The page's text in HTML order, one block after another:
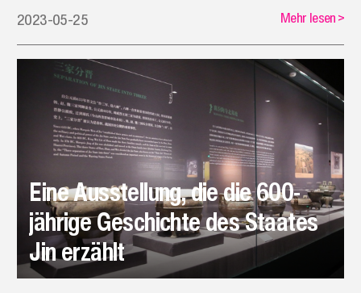
2023-05-25 Mehr lesen>
Eine Ausstellung, die die 600-
jährige Geschichte des Staates
Jin erzählt